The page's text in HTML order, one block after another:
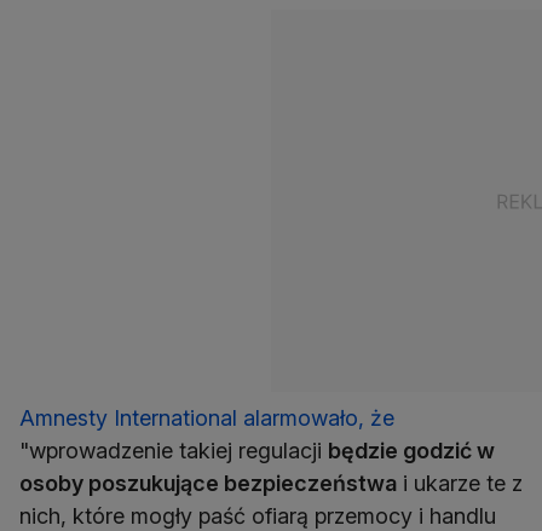
Amnesty International alarmowało, że
"wprowadzenie takiej regulacji będzie godzić w
osoby poszukujące bezpieczeństwa i ukarze te z
nich, które mogły paść ofiarą przemocy i handlu